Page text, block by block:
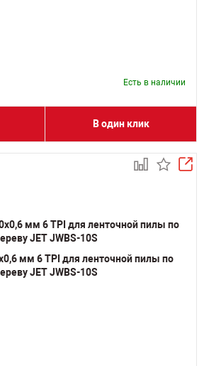
Есть в наличии
В один клик
мм 6 TPI для ленточной пилы по
JET JWBS-10S